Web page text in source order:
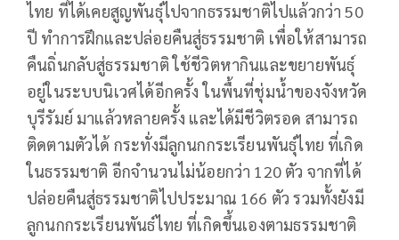
ไทย ที่ได้เคยสูญพันธุ์ไปจากธรรมชาติไปแล้วกว่า 50
ปี ทำการฝึกและปล่อยคืนสู่ธรรมชาติ เพื่อให้สามารถ
คืนถิ่นกลับสู่ธรรมชาติ ใช้ชีวิตหากินและขยายพันธุ์
อยู่ในระบบนิเวศได้อีกครั้ง ในพื้นที่ชุ่มน้ำของจังหวัด
บุรีรัมย์ มาแล้วหลายครั้ง และได้มีชีวิตรอด สามารถ
ติดตามตัวได้ กระทั่งมีลูกนกกระเรียนพันธุ์ไทย ที่เกิด
ในธรรมชาติ อีกจำนวนไม่น้อยกว่า 120 ตัว จากที่ได้
ปล่อยคืนสู่ธรรมชาติไปประมาณ 166 ตัว รวมทั้งยังมี
ลูกนกกระเรียนพันธ์ไทย ที่เกิดขึ้นเองตามธรรมชาติ